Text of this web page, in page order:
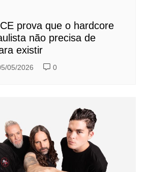
prova que o hardcore
não precisa de
existir
05/2026 0